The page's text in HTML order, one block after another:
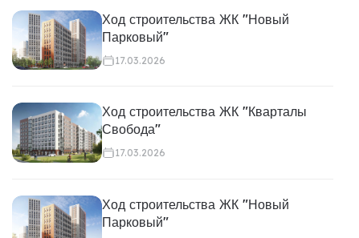
Ход строительства ЖК "Новый
Парковый"
17.03.2026
Ход строительства ЖК "Кварталы
Свобода"
17.03.2026
Ход строительства ЖК "Новый
Парковый"